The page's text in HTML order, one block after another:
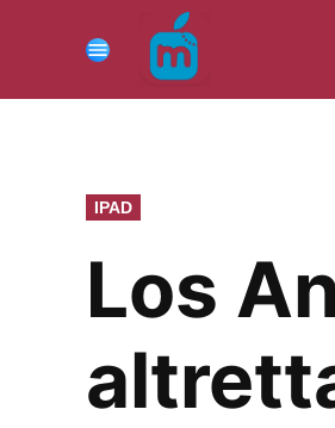
contenuto
Menu
PUBBLICATO
IN
IPAD
Los